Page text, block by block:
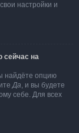
настройки и
сейчас на
найдёте опцию
Да, и вы будете
себе. Для всех